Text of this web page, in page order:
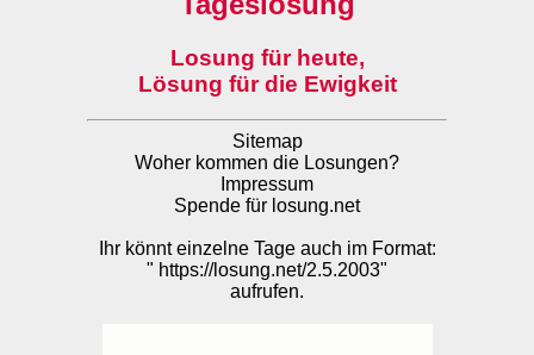
Losung für heute,
Lösung für die Ewigkeit
Sitemap
Woher kommen die Losungen?
Impressum
Spende für losung.net
Ihr könnt einzelne Tage auch im Format:
" https://losung.net/2.5.2003"
aufrufen.